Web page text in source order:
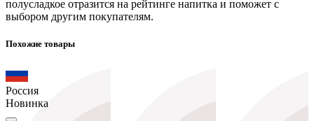
полусладкое отразится на рейтинге напитка и поможет с
выбором другим покупателям.
Похожие товары
Россия
Новинка